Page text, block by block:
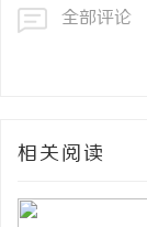
全部评论
相关阅读